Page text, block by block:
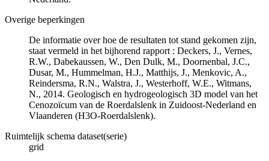
Overige beperkingen
De informatie over hoe de resultaten tot stand gekomen zijn,
staat vermeld in het bijhorend rapport : Deckers, J., Vernes,
R.W., Dabekaussen, W., Den Dulk, M., Doornenbal, J.C.,
Dusar, M., Hummelman, H.J., Matthijs, J., Menkovic, A.,
Reindersma, R.N., Walstra, J., Westerhoff, W.E., Witmans,
N., 2014. Geologisch en hydrogeologisch 3D model van het
Cenozoïcum van de Roerdalslenk in Zuidoost-Nederland en
Vlaanderen (H3O-Roerdalslenk).
Ruimtelijk schema dataset(serie)
grid